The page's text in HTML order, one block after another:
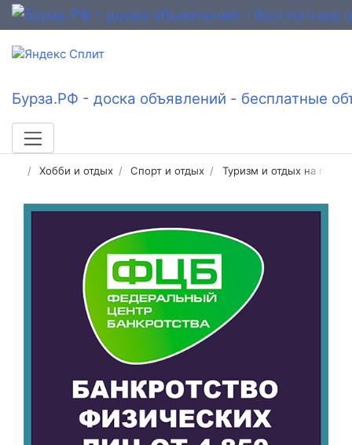
Бурза.РФ - доска объявлений - бесплатные
Хобби и отдых Спорт и отдых Туризм и отдых на